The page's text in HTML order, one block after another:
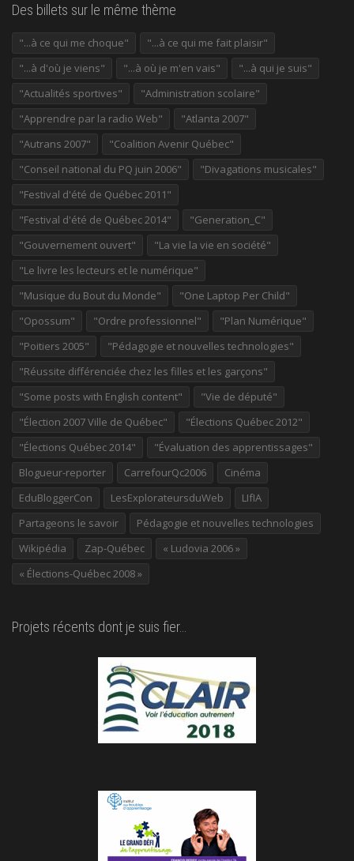
Des billets sur le même thème
"...à ce qui me choque"
"...à ce qui me fait plaisir"
"...à d'où je viens"
"...à où je m'en vais"
"...à qui je suis"
"Actualités sportives"
"Administration scolaire"
"Apprendre par la radio Web"
"Atlanta 2007"
"Autrans 2007"
"Coalition Avenir Québec"
"Conseil national du PQ juin 2006"
"Divagations musicales"
"Festival d'été de Québec 2011"
"Festival d'été de Québec 2014"
"Generation_C"
"Gouvernement ouvert"
"La vie la vie en société"
"Le livre les lecteurs et le numérique"
"Musique du Bout du Monde"
"One Laptop Per Child"
"Opossum"
"Ordre professionnel"
"Plan Numérique"
"Poitiers 2005"
"Pédagogie et nouvelles technologies"
"Réussite différenciée chez les filles et les garçons"
"Some posts with English content"
"Vie de député"
"Élection 2007 Ville de Québec"
"Élections Québec 2012"
"Élections Québec 2014"
"Évaluation des apprentissages"
Blogueur-reporter
CarrefourQc2006
Cinéma
EduBloggerCon
LesExplorateursduWeb
LIfIA
Partageons le savoir
Pédagogie et nouvelles technologies
Wikipédia
Zap-Québec
« Ludovia 2006 »
« Élections-Québec 2008 »
Projets récents dont je suis fier…